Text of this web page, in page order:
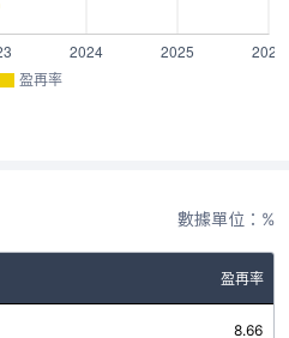
盈再率
數據單位：%
盈再率
8.66